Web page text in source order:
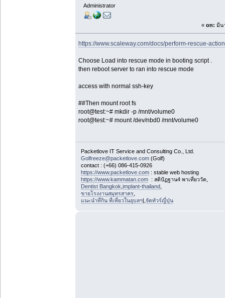
Administrator
« on: มีน
https://www.scaleway.com/docs/perform-rescue-
Choose Load into rescue mode in booting script .
then reboot server to ran into rescue mode
access with normal ssh-key
##Then mount root fs
root@test:~# mkdir -p /mnt/volume0
root@test:~# mount /dev/nbd0 /mnt/volume0
Packetlove IT Service and Consulting Co., Ltd.
Golfreeze@packetlove.com(Golf)
contact : (+66) 086-415-0926
https://www.packetlove.com: stable web hosting
https://www.kammatan.com: สติปัฏฐาน4 พาเที่ยววัด,
Dentist Bangkok implant-thailand,
ขายโรงงานสมุทรสาคร,
แนะนำที่กิน ที่เที่ยวในอุบลฯ|, จัดทัวร์ญี่ปุ่น